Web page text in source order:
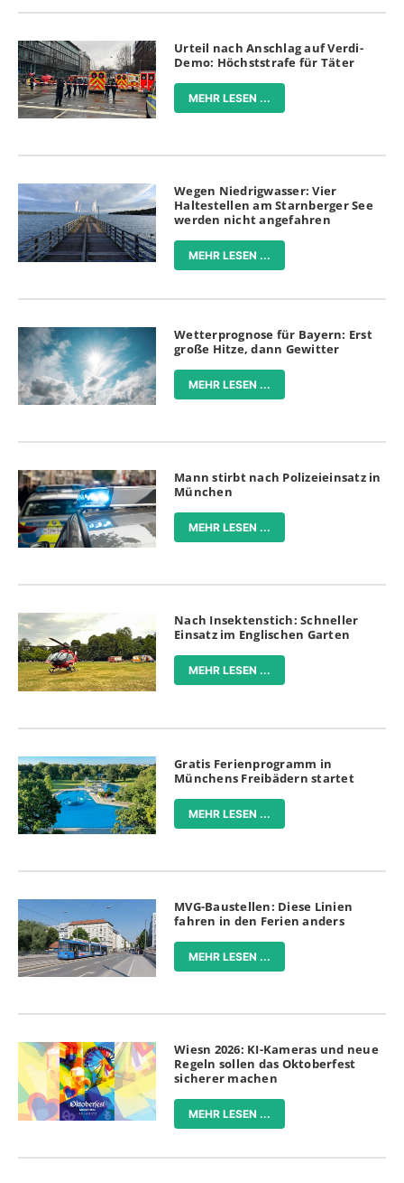
Urteil nach Anschlag auf Verdi-
Demo: Höchststrafe für Täter
MEHR LESEN ...
Wegen Niedrigwasser: Vier
Haltestellen am Starnberger See
werden nicht angefahren
MEHR LESEN ...
Wetterprognose für Bayern: Erst
große Hitze, dann Gewitter
MEHR LESEN ...
Mann stirbt nach Polizeieinsatz in
München
MEHR LESEN ...
Nach Insektenstich: Schneller
Einsatz im Englischen Garten
MEHR LESEN ...
Gratis Ferienprogramm in
Münchens Freibädern startet
MEHR LESEN ...
MVG-Baustellen: Diese Linien
fahren in den Ferien anders
MEHR LESEN ...
Wiesn 2026: KI-Kameras und neue
Regeln sollen das Oktoberfest
sicherer machen
MEHR LESEN ...